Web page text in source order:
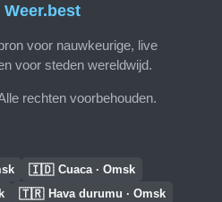
Weer.best
voor nauwkeurige, live
voor steden wereldwijd.
rechten voorbehouden.
🇮🇩 Cuaca · Omsk
🇹🇷 Hava durumu · Omsk